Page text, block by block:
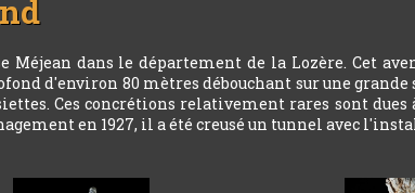
Méjean dans le département de la Lozère. Cet
d'environ 80 mètres débouchant sur une
Ces concrétions relativement rares sont
en 1927, il a été creusé un tunnel avec